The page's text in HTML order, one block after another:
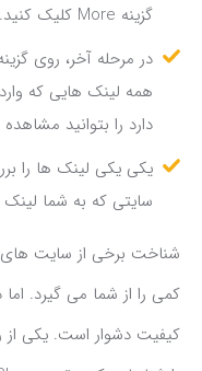
گزینه More کلیک کنید.
همه لینک هایی که
دارد را بتوانید
یکی یکی لینک ها را
سایتی که به شما لینک
شناخت برخی از سایت
کمی را از شما می گیرد.
کیفیت دشوار است. یکی از